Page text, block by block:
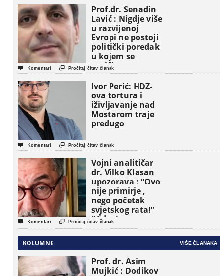
Prof.dr. Senadin
Lavić : Nigdje više
u razvijenoj
Evropi ne postoji
politički poredak
u kojem se
etničke grupe
pojavljuju kao
osnovne
političke jedinice
 Komentari  Pročitaj čitav članak
Ivor Perić: HDZ-
ova tortura i
iživljavanje nad
Mostarom traje
predugo
 Komentari  Pročitaj čitav članak
Vojni analitičar
dr. Vilko Klasan
upozorava : “Ovo
nije primirje ,
nego početak
svjetskog rata!”
(Video)
 Komentari  Pročitaj čitav članak
KOLUMNE VIŠE ČLANAKA
Prof. dr. Asim
Mujkić : Dodikov